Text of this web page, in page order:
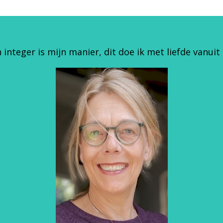
integer is mijn manier, dit doe ik met liefde vanuit